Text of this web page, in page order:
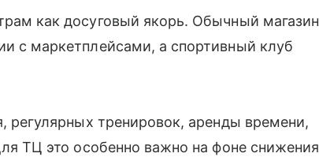
как досуговый якорь. Обычный магазин
с маркетплейсами, а спортивный клуб
регулярных тренировок, аренды времени,
ТЦ это особенно важно на фоне снижения